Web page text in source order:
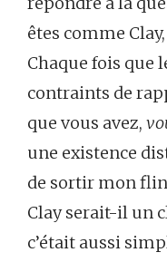
êtes comme
Chaque fois que
contraints de
que vous avez,
une existence
de sortir mon
Clay serait-il un
c’était aussi